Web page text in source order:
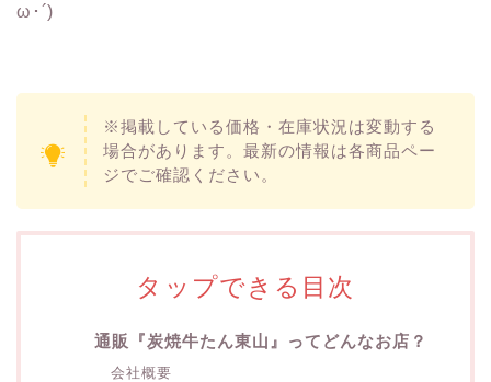
ω･´)ゞ
※掲載している価格・在庫状況は変動する
場合があります。最新の情報は各商品ペー
ジでご確認ください。
タップできる目次
通販『炭焼牛たん東山』ってどんなお店？
会社概要